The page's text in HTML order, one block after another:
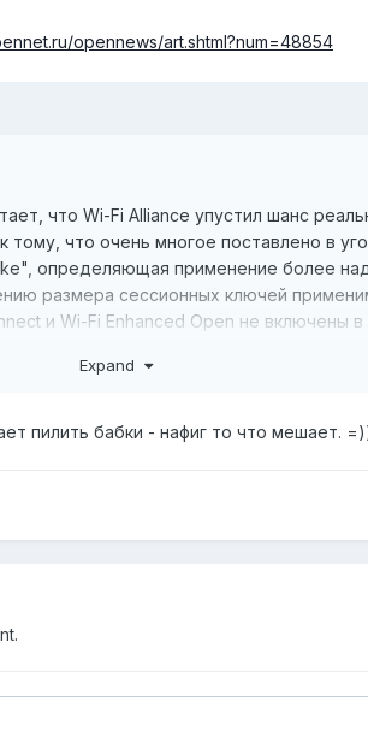
opennews/art.shtml?num=48854
что Wi-Fi Alliance упустил шанс
что очень многое поставлено в
определяющая применение более
размера сессионных ключей
и Wi-Fi Enhanced Open не включены в
Expand
пилить бабки - нафиг то что мешает.